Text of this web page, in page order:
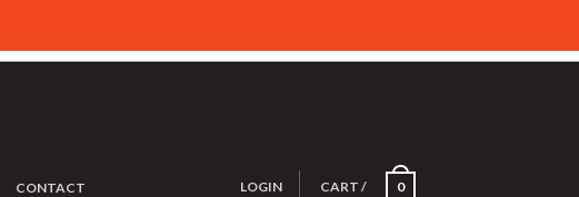
CONTACT LOGIN CART / 0